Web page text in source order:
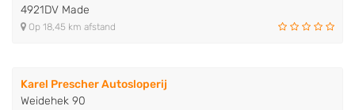
4921DV Made
Op 18,45 km afstand
Karel Prescher Autosloperij
Weidehek 90